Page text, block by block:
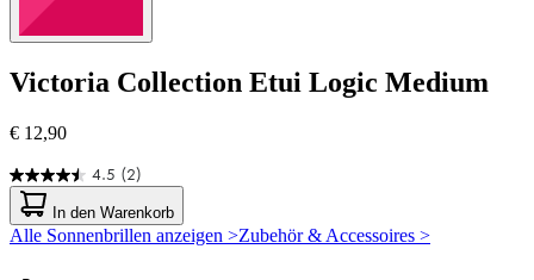
Victoria Collection Etui Logic Medium
€ 12,90
4.5 (2)
4.5
von
5
Sternen.
In den Warenkorb
Alle Sonnenbrillen anzeigen >Zubehör & Accessoires >